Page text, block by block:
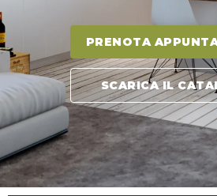
PRENOTA
SCARICA IL